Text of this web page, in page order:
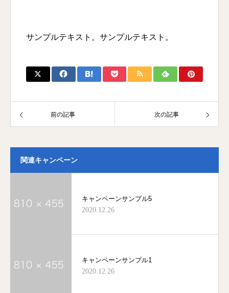
サンプルテキスト。サンプルテキスト。
前の記事 次の記事
関連キャンペーン
キャンペーンサンプル5
2020.12.26
キャンペーンサンプル1
2020.12.26